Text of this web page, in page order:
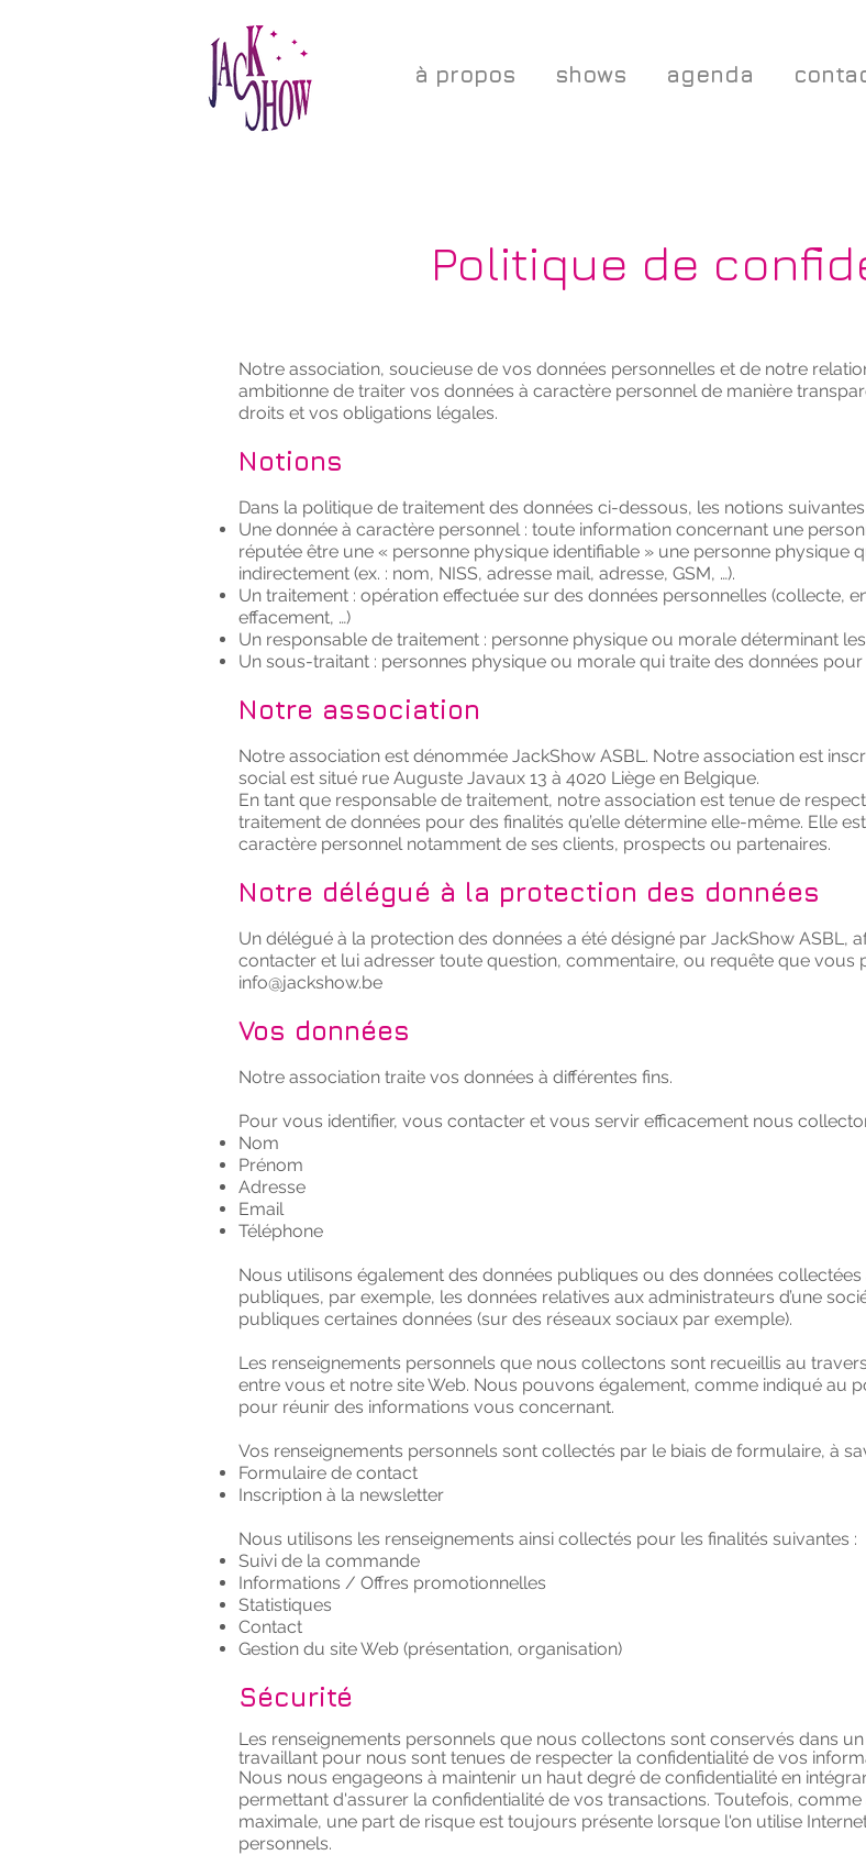
à propos shows agenda
Politique de
Notre association, soucieuse de vos données personnelles et de notre
ambitionne de traiter vos données à caractère personnel de manière
droits et vos obligations légales.
Notions
Dans la politique de traitement des données ci-dessous, les notions
Une donnée à caractère personnel : toute information concernant une
réputée être une « personne physique identifiable » une personne physique
indirectement (ex. : nom, NISS, adresse mail, adresse, GSM, …).
Un traitement : opération effectuée sur des données personnelles (collecte,
effacement, …)
Un responsable de traitement : personne physique ou morale déterminant
Un sous-traitant : personnes physique ou morale qui traite des données
Notre association
Notre association est dénommée JackShow ASBL. Notre association est
social est situé rue Auguste Javaux 13 à 4020 Liège en Belgique.
En tant que responsable de traitement, notre association est tenue de
traitement de données pour des finalités qu’elle détermine elle-même. Elle
caractère personnel notamment de ses clients, prospects ou partenaires.
Notre délégué à la protection des données
Un délégué à la protection des données a été désigné par JackShow ASBL,
contacter et lui adresser toute question, commentaire, ou requête que vous
info@jackshow.be
Vos données
Notre association traite vos données à différentes fins.
Pour vous identifier, vous contacter et vous servir efficacement nous
Nom
Prénom
Adresse
Email
Téléphone
Nous utilisons également des données publiques ou des données
publiques, par exemple, les données relatives aux administrateurs d’une
publiques certaines données (sur des réseaux sociaux par exemple).
Les renseignements personnels que nous collectons sont recueillis au
entre vous et notre site Web. Nous pouvons également, comme indiqué au
pour réunir des informations vous concernant.
Vos renseignements personnels sont collectés par le biais de formulaire, à
Formulaire de contact
Inscription à la newsletter
Nous utilisons les renseignements ainsi collectés pour les finalités suivantes :
Suivi de la commande
Informations / Offres promotionnelles
Statistiques
Contact
Gestion du site Web (présentation, organisation)
Sécurité
Les renseignements personnels que nous collectons sont conservés dans
travaillant pour nous sont tenues de respecter la confidentialité de vos
Nous nous engageons à maintenir un haut degré de confidentialité en
permettant d'assurer la confidentialité de vos transactions. Toutefois,
maximale, une part de risque est toujours présente lorsque l'on utilise
personnels.